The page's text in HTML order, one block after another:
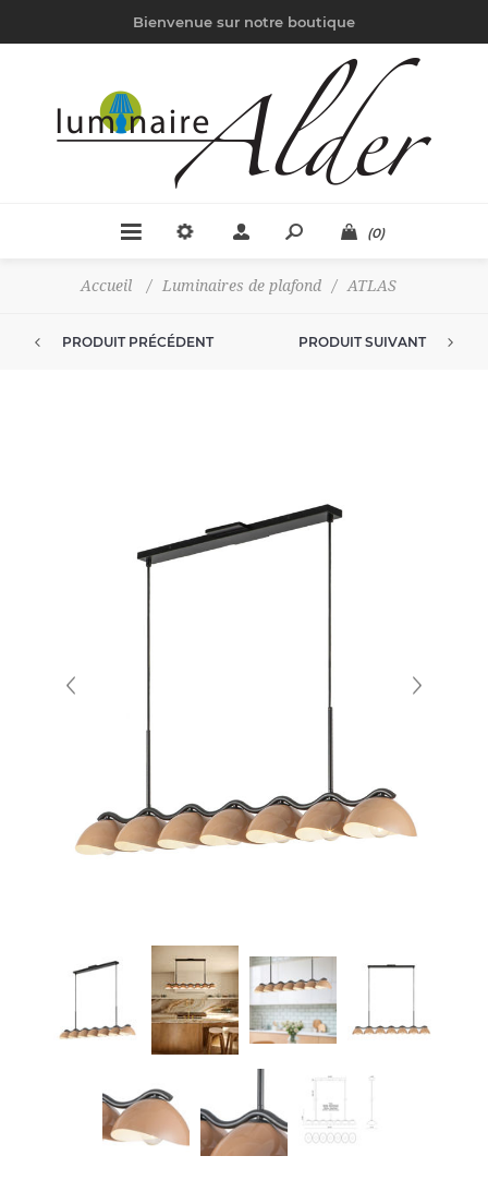
Bienvenue sur notre boutique
(0)
Accueil / Luminaires de plafond / ATLAS
PRODUIT PRÉCÉDENT PRODUIT SUIVANT